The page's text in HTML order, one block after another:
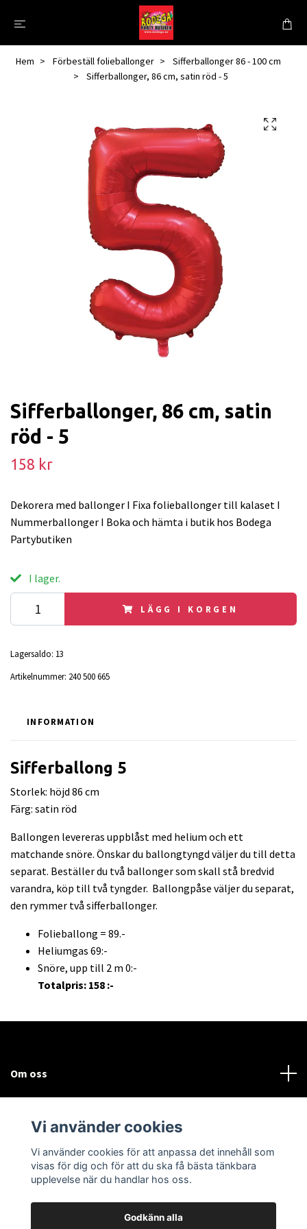
Hem Förbeställ folieballonger
Sifferballonger 86 - 100 cm
Sifferballonger, 86 cm, satin röd - 5
Sifferballonger, 86 cm, satin
röd - 5
158 kr
Dekorera med ballonger I Fixa folieballonger till kalaset I
Nummerballonger I Boka och hämta i butik hos Bodega
Partybutiken
I lager.
LÄGG I KORGEN
Lagersaldo: 13
Artikelnummer: 240 500 665
INFORMATION
Sifferballong 5
Storlek: höjd 86 cm
Färg: satin röd
Ballongen levereras uppblåst med helium och ett
matchande snöre. Önskar du ballongtyngd väljer du till detta
separat. Beställer du två ballonger som skall stå bredvid
varandra, köp till två tyngder. Ballongpåse väljer du separat,
den rymmer två sifferballonger.
Folieballong = 89.-
Heliumgas 69:-
Snöre, upp till 2 m 0:-
Totalpris: 158 :-
Om oss
Sociala medier
Vi använder cookies
Vi använder cookies för att anpassa det innehåll som
visas för dig och för att du ska få bästa tänkbara
upplevelse när du handlar hos oss.
Godkänn alla